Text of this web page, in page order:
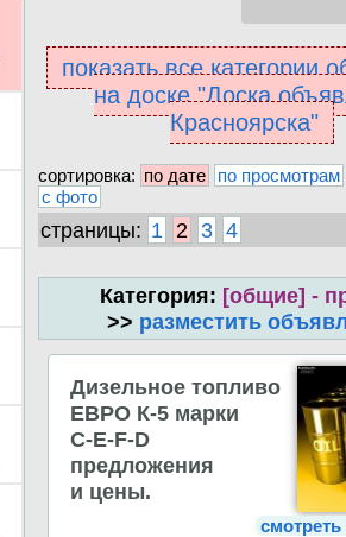
показать все категории
на доске "Доска
Красноярска"
сортировка: по дате
по просмотрам
с фото
страницы: 1 2 3 4
Категория: [общие] -
>> разместить
Дизельное топливо
ЕВРО К-5 марки
С-Е-F-D
предложения
и цены.
смотреть